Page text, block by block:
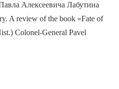
Алексеевича Лабутина
A review of the book «Fate of
Colonel-General Pavel